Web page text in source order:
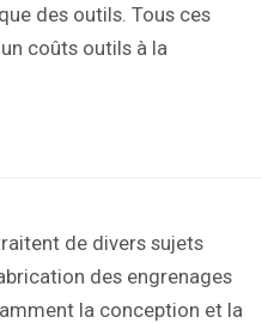
des outils. Tous ces
coûts outils à la
de divers sujets
des engrenages
la conception et la